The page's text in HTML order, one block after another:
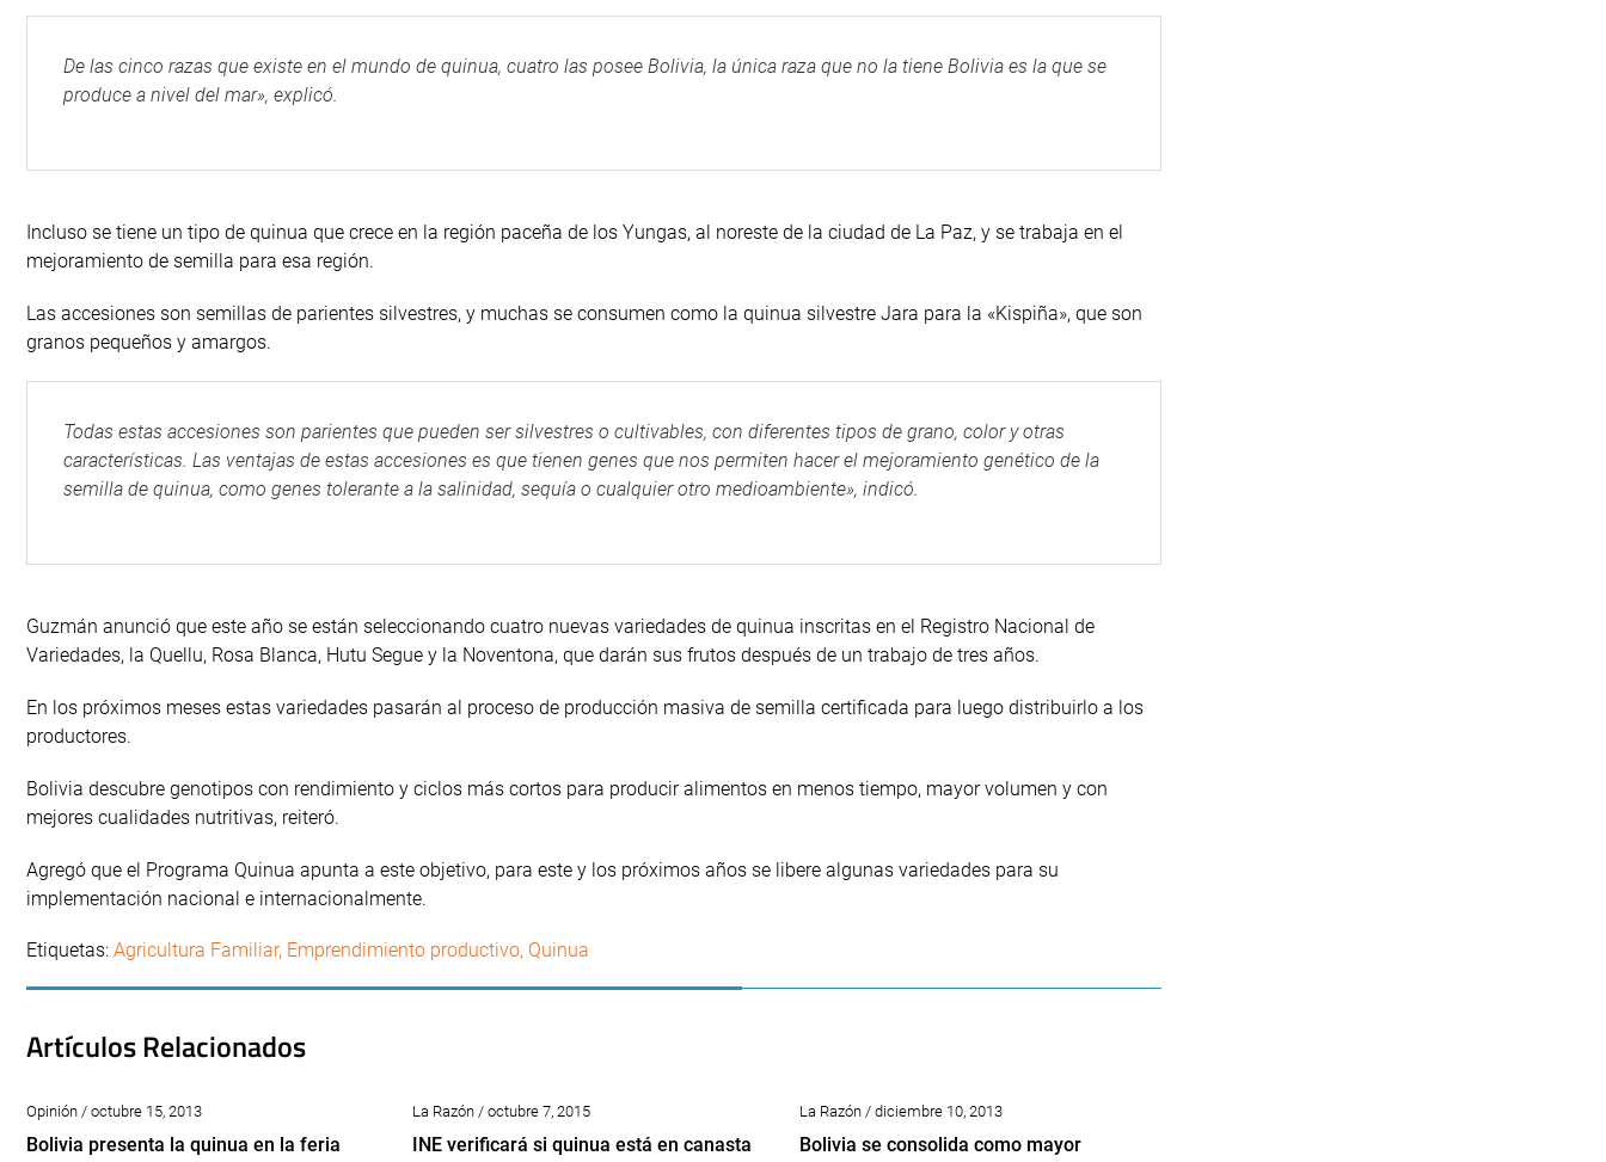
De las cinco razas que existe en el mundo de quinua, cuatro las posee Bolivia, la única raza que no la tiene Bolivia es la que se
produce a nivel del mar», explicó.
Incluso se tiene un tipo de quinua que crece en la región paceña de los Yungas, al noreste de la ciudad de La Paz, y se trabaja en el
mejoramiento de semilla para esa región.
Las accesiones son semillas de parientes silvestres, y muchas se consumen como la quinua silvestre Jara para la «Kispiña», que son
granos pequeños y amargos.
Todas estas accesiones son parientes que pueden ser silvestres o cultivables, con diferentes tipos de grano, color y otras
características. Las ventajas de estas accesiones es que tienen genes que nos permiten hacer el mejoramiento genético de la
semilla de quinua, como genes tolerante a la salinidad, sequía o cualquier otro medioambiente», indicó.
Guzmán anunció que este año se están seleccionando cuatro nuevas variedades de quinua inscritas en el Registro Nacional de
Variedades, la Quellu, Rosa Blanca, Hutu Segue y la Noventona, que darán sus frutos después de un trabajo de tres años.
En los próximos meses estas variedades pasarán al proceso de producción masiva de semilla certificada para luego distribuirlo a los
productores.
Bolivia descubre genotipos con rendimiento y ciclos más cortos para producir alimentos en menos tiempo, mayor volumen y con
mejores cualidades nutritivas, reiteró.
Agregó que el Programa Quinua apunta a este objetivo, para este y los próximos años se libere algunas variedades para su
implementación nacional e internacionalmente.
Etiquetas: Agricultura Familiar, Emprendimiento productivo, Quinua
Artículos Relacionados
Opinión / octubre 15, 2013
Bolivia presenta la quinua en la feria
La Razón / octubre 7, 2015
INE verificará si quinua está en canasta
La Razón / diciembre 10, 2013
Bolivia se consolida como mayor